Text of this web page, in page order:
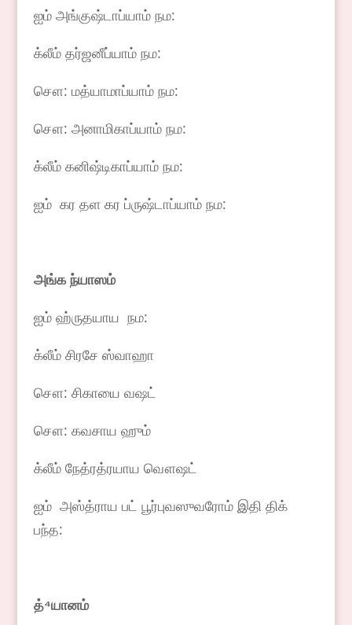
ஐம் அங்குஷ்டாப்யாம் நம:
க்லீம் தர்ஜனீப்யாம் நம:
சௌ: மத்யாமாப்யாம் நம:
சௌ: அனாமிகாப்யாம் நம:
க்லீம் கனிஷ்டிகாப்யாம் நம:
ஐம் கர தள கர ப்ருஷ்டாப்யாம் நம:
அங்க ந்யாஸம்
ஐம் ஹ்ருதயாய நம:
க்லீம் சிரசே ஸ்வாஹா
சௌ: சிகாயை வஷட்
சௌ: கவசாய ஹும்
க்லீம் நேத்ரத்ரயாய வௌஷட்
ஐம் அஸ்த்ராய பட் பூர்புவஸுவரோம் இதி திக்
பந்த:
த்⁴யானம்